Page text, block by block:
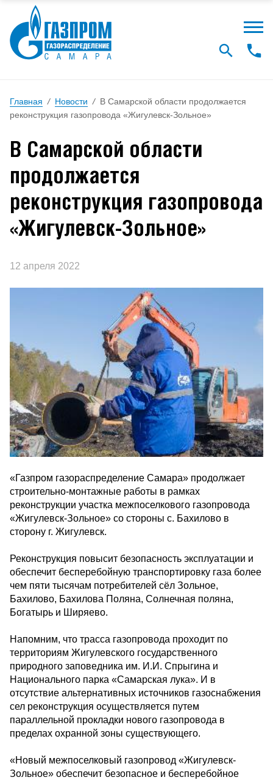
Главная / Новости / В Самарской области продолжается
реконструкция газопровода «Жигулевск-Зольное»
В Самарской области
продолжается
реконструкция газопровода
«Жигулевск-Зольное»
12 апреля 2022
«Газпром газораспределение Самара» продолжает
строительно-монтажные работы в рамках
реконструкции участка межпоселкового газопровода
«Жигулевск-Зольное» со стороны с. Бахилово в
сторону г. Жигулевск.
Реконструкция повысит безопасность эксплуатации и
обеспечит бесперебойную транспортировку газа более
чем пяти тысячам потребителей сёл Зольное,
Бахилово, Бахилова Поляна, Солнечная поляна,
Богатырь и Ширяево.
Напомним, что трасса газопровода проходит по
территориям Жигулевского государственного
природного заповедника им. И.И. Спрыгина и
Национального парка «Самарская лука». И в
отсутствие альтернативных источников газоснабжения
сел реконструкция осуществляется путем
параллельной прокладки нового газопровода в
пределах охранной зоны существующего.
«Новый межпоселковый газопровод «Жигулевск-
Зольное» обеспечит безопасное и бесперебойное